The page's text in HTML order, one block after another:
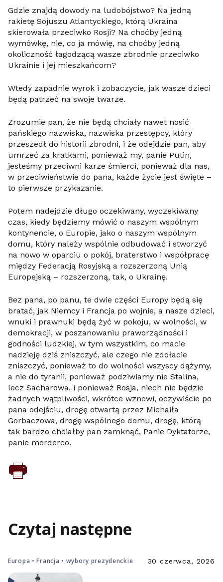
Gdzie znajdą dowody na ludobójstwo? Na jedną
rakietę Sojuszu Atlantyckiego, którą Ukraina
skierowała przeciwko Rosji? Na choćby jedną
wymówkę, nie, co ja mówię, na choćby jedną
okoliczność łagodzącą wasze zbrodnie przeciwko
Ukrainie i jej mieszkańcom?
Wtedy zapadnie wyrok i zobaczycie, jak wasze dzieci
będą patrzeć na swoje twarze.
Zrozumie pan, że nie będą chciały nawet nosić
pańskiego nazwiska, nazwiska przestępcy, który
przeszedł do historii zbrodni, i że odejdzie pan, aby
umrzeć za kratkami, ponieważ my, panie Putin,
jesteśmy przeciwni karze śmierci, ponieważ dla nas,
w przeciwieństwie do pana, każde życie jest święte –
to pierwsze przykazanie.
Potem nadejdzie długo oczekiwany, wyczekiwany
czas, kiedy będziemy mówić o naszym wspólnym
kontynencie, o Europie, jako o naszym wspólnym
domu, który należy wspólnie odbudować i stworzyć
na nowo w oparciu o pokój, braterstwo i współpracę
między Federacją Rosyjską a rozszerzoną Unią
Europejską – rozszerzoną, tak, o Ukrainę.
Bez pana, po panu, te dwie części Europy będą się
bratać, jak Niemcy i Francja po wojnie, a nasze dzieci,
wnuki i prawnuki będą żyć w pokoju, w wolności, w
demokracji, w poszanowaniu praworządności i
godności ludzkiej, w tym wszystkim, co macie
nadzieję dziś zniszczyć, ale czego nie zdołacie
zniszczyć, ponieważ to do wolności wszyscy dążymy,
a nie do tyranii, ponieważ podziwiamy nie Stalina,
lecz Sacharowa, i ponieważ Rosja, niech nie będzie
żadnych wątpliwości, wkrótce wznowi, oczywiście po
pana odejściu, drogę otwartą przez Michaiła
Gorbaczowa, drogę wspólnego domu, drogę, którą
tak bardzo chciałby pan zamknąć, Panie Dyktatorze,
panie morderco.
Czytaj następne
Europa • Francja • wybory prezydenckie 30 czerwca, 2026